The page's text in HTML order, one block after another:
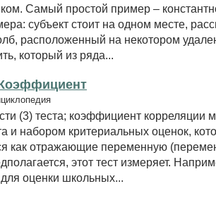
Самый простой пример –
субъект стоит на одном месте,
расположенный на некотором
который из ряда...
(3) теста; коэффициент корреляции
и набором критериальных оценок,
как отражающие переменную
этот тест измеряет.
оценки школьных...